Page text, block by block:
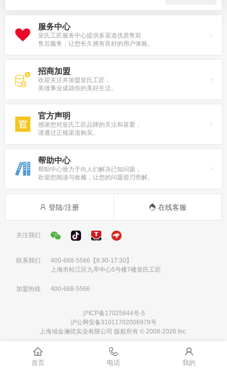
服务中心
皇氏工匠服务中心提供多渠道优质售前
售后服务，让您长久拥有良好的用户体验。
招商加盟
欢迎关注并加盟皇氏工匠，
美缝事业成就你的美好生活。
官方声明
感谢您对皇氏工匠品牌的关注和喜爱，
请通过正规渠道购买。
帮助中心
帮助中心致力于向人们解决已知问题，
欢迎您阅读与收藏，让您的问题迎刃而解。
登陆/注册 在线客服
关注我们
联系我们 400-668-5566 【8:30-17:30】
上海市松江区九亭中心5号楼7楼皇氏工匠
加盟热线 400-668-5566
沪ICP备17025844号-5
沪公网安备31011702006978号
上海域金澜优实业有限公司 版权所有 © 2008-2026 Inc.
首页 电话 我的